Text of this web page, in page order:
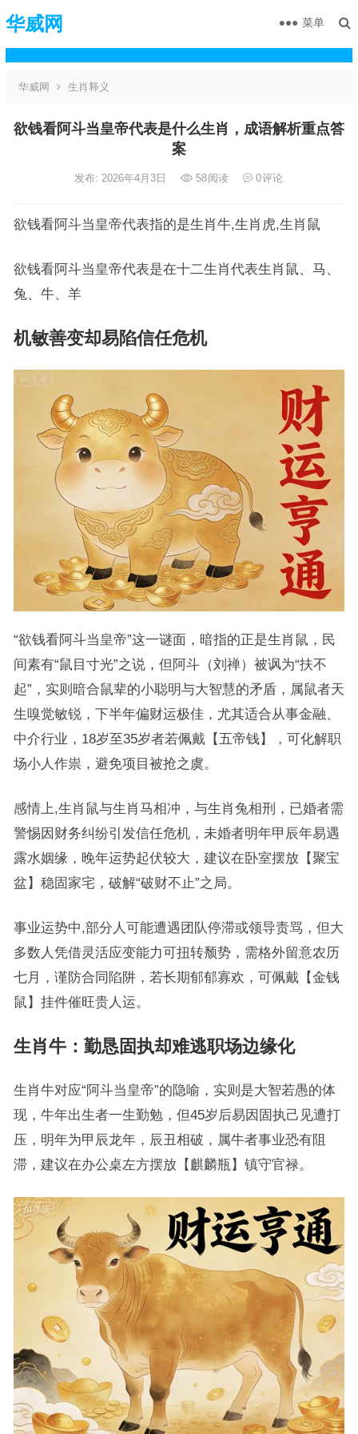
华威网 菜单
华威网 生肖释义
欲钱看阿斗当皇帝代表是什么生肖，成语解析重点答
案
发布: 2026年4月3日 58阅读 0评论
欲钱看阿斗当皇帝代表指的是生肖牛,生肖虎,生肖鼠
欲钱看阿斗当皇帝代表是在十二生肖代表生肖鼠、马、
兔、牛、羊
机敏善变却易陷信任危机
“欲钱看阿斗当皇帝”这一谜面，暗指的正是生肖鼠，民
间素有“鼠目寸光”之说，但阿斗（刘禅）被讽为“扶不
起”，实则暗合鼠辈的小聪明与大智慧的矛盾，属鼠者天
生嗅觉敏锐，下半年偏财运极佳，尤其适合从事金融、
中介行业，18岁至35岁者若佩戴【五帝钱】，可化解职
场小人作祟，避免项目被抢之虞。
感情上,生肖鼠与生肖马相冲，与生肖兔相刑，已婚者需
警惕因财务纠纷引发信任危机，未婚者明年甲辰年易遇
露水姻缘，晚年运势起伏较大，建议在卧室摆放【聚宝
盆】稳固家宅，破解“破财不止”之局。
事业运势中,部分人可能遭遇团队停滞或领导责骂，但大
多数人凭借灵活应变能力可扭转颓势，需格外留意农历
七月，谨防合同陷阱，若长期郁郁寡欢，可佩戴【金钱
鼠】挂件催旺贵人运。
生肖牛：勤恳固执却难逃职场边缘化
生肖牛对应“阿斗当皇帝”的隐喻，实则是大智若愚的体
现，牛年出生者一生勤勉，但45岁后易因固执己见遭打
压，明年为甲辰龙年，辰丑相破，属牛者事业恐有阻
滞，建议在办公桌左方摆放【麒麟瓶】镇守官禄。